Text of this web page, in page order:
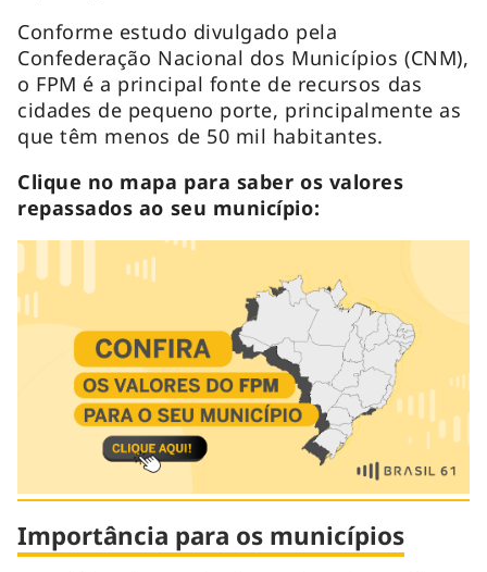
Conforme estudo divulgado pela
Confederação Nacional dos Municípios (CNM),
o FPM é a principal fonte de recursos das
cidades de pequeno porte, principalmente as
que têm menos de 50 mil habitantes.
Clique no mapa para saber os valores
repassados ao seu município:
Importância para os municípios